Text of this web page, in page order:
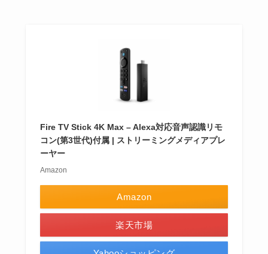
Fire TV Stick 4K Max – Alexa対応音声認識リモ
コン(第3世代)付属 | ストリーミングメディアプレ
ーヤー
Amazon
Amazon
楽天市場